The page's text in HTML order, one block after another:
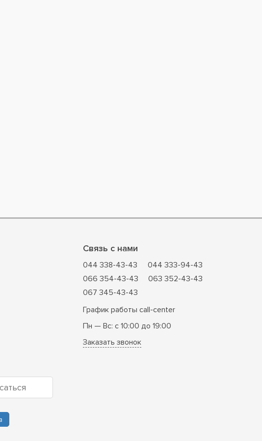
Связь с нами
044 338-43-43
044 333-94-43
066 354-43-43
063 352-43-43
067 345-43-43
График работы call-center
Пн — Вс: с 10:00 до 19:00
Заказать звонок